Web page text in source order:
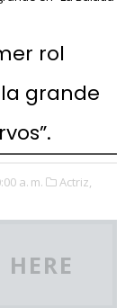
rol
grande
a. m.
Actriz,